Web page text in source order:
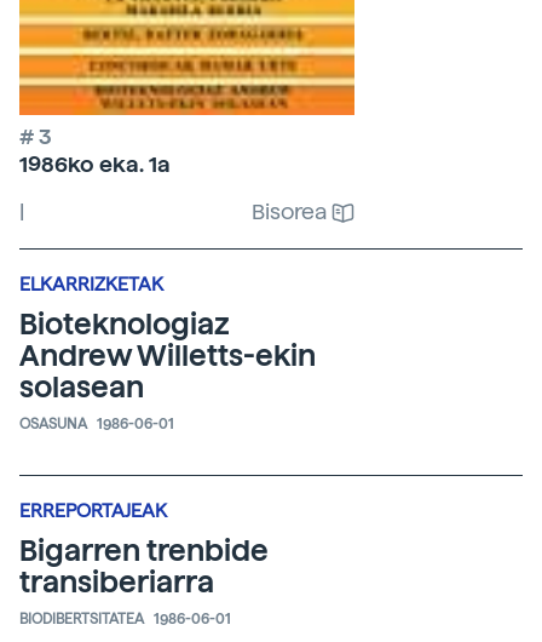
# 3
1986ko eka. 1a
|
Bisorea
ELKARRIZKETAK
Bioteknologiaz
Andrew Willetts-ekin
solasean
OSASUNA 1986-06-01
ERREPORTAJEAK
Bigarren trenbide
transiberiarra
BIODIBERTSITATEA 1986-06-01